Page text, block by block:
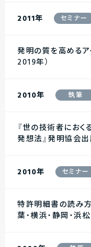
2011年 セミナー
発明の質を高める
2019年）
2010年 執筆
『世の技術者にお
発想法』発明協会
2010年 セミナー
特許明細書の読み
葉・横浜・静岡・浜